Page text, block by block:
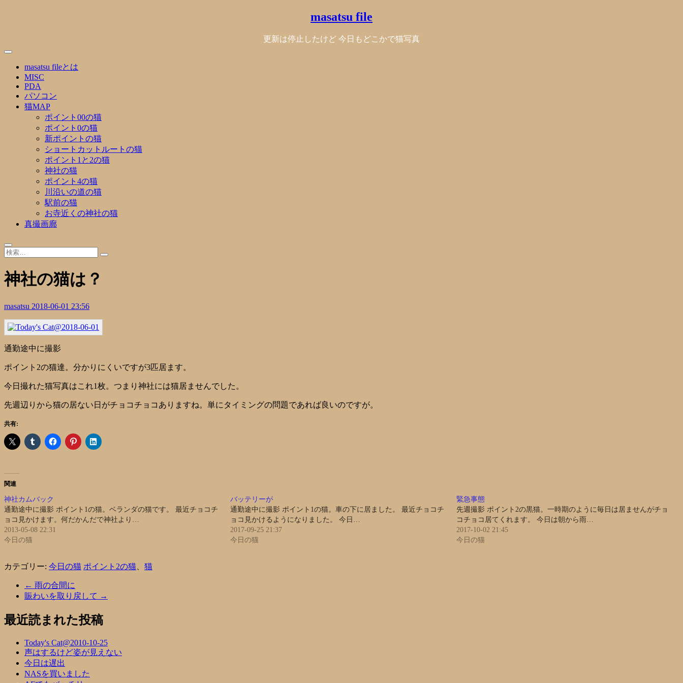
masatsu file
更新は停止したけど 今日もどこかで猫写真
masatsu fileとは
MISC
PDA
パソコン
猫MAP
ポイント00の猫
ポイント0の猫
新ポイントの猫
ショートカットルートの猫
ポイント1と2の猫
神社の猫
ポイント4の猫
川沿いの道の猫
駅前の猫
お寺近くの神社の猫
真撮画廊
神社の猫は？
masatsu 2018-06-01 23:56
通勤途中に撮影
ポイント2の猫達。分かりにくいですが3匹居ます。
今日撮れた猫写真はこれ1枚。つまり神社には猫居ませんでした。
先週辺りから猫の居ない日がチョコチョコありますね。単にタイミングの問題であれば良いのですが。
共有:
関連
神社カムバック
通勤途中に撮影 ポイント1の猫。ベランダの猫です。 最近チョコチ
ョコ見かけます。何だかんだで神社より…
2013-05-08 22:31
今日の猫
バッテリーが
通勤途中に撮影 ポイント1の猫。車の下に居ました。 最近チョコチ
ョコ見かけるようになりました。 今日…
2017-09-25 21:37
今日の猫
緊急事態
先週撮影 ポイント2の黒猫。一時期のように毎日は居ませんがチョ
コチョコ居てくれます。 今日は朝から雨…
2017-10-02 21:45
今日の猫
カテゴリー: 今日の猫 ポイント2の猫 猫
← 雨の合間に
賑わいを取り戻して →
最近読まれた投稿
Today's Cat@2010-10-25
声はするけど姿が見えない
今日は遅出
NASを買いました